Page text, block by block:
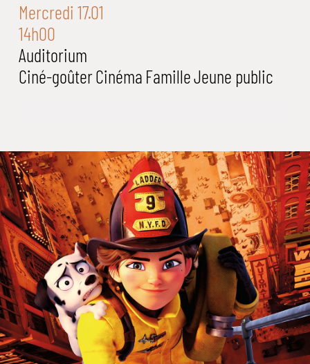
Mercredi 17.01
14h00
Auditorium
Ciné-goûterCinéma FamilleJeune public